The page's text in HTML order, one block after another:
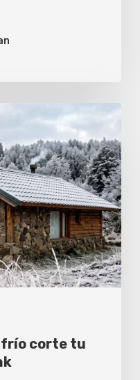
frío corte tu